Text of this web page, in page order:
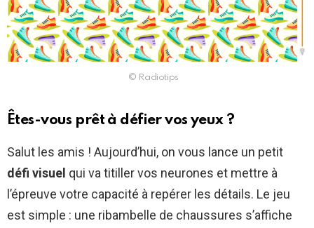
© Radiotips
Êtes-vous prêt à défier vos yeux ?
Salut les amis ! Aujourd’hui, on vous lance un petit
défi visuel qui va titiller vos neurones et mettre à
l’épreuve votre capacité à repérer les détails. Le jeu
est simple : une ribambelle de chaussures s’affiche